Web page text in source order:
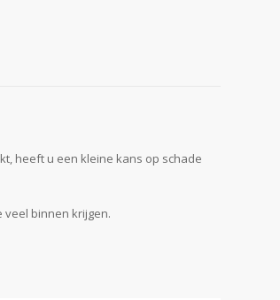
heeft u een kleine kans op schade
veel binnen krijgen.